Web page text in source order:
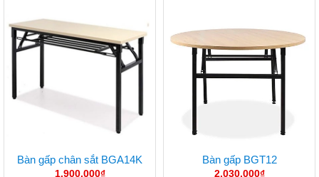
Bàn gấp chân sắt BGA14K
1.900.000₫
Bàn gấp BGT12
2.030.000₫